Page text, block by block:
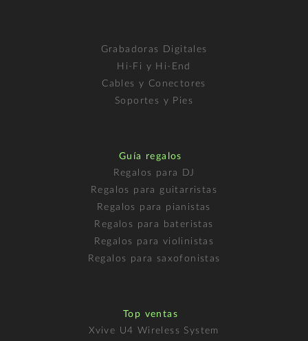
Grabadoras Digitales
Hi-Fi y Hi-End
Cables y Conectores
Soportes y Pies
Guía regalos
Regalos para DJ
Regalos para guitarristas
Regalos para pianistas
Regalos para bateristas
Regalos para violinistas
Regalos para saxofonistas
Top ventas
Xvive U4 Wireless System